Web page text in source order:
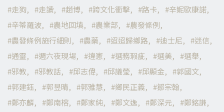
走狗
走讀 趙博 跨文化衝擊 路卡
辛妮歐康諾
辛蒂羅波
農地回填 農業部
農發條例
農發條例施行細則
農藥 迢迢歸鄉路 迪士尼
迷信
通靈
週六夜現場 違憲 選務瑕疵 選美
選舉
邪教
邪教話 邱志偉 邱議瑩 邱顯金
郭國文
郭建鈺
郭昱晴 郭雅慧 鄉民正義
鄒宗翰
鄭亦麟
鄭南榕 鄭家純 鄭文逸 鄭深元
鄭銘謙